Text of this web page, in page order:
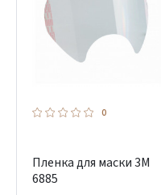
0
Пленка для маски 3M
6885